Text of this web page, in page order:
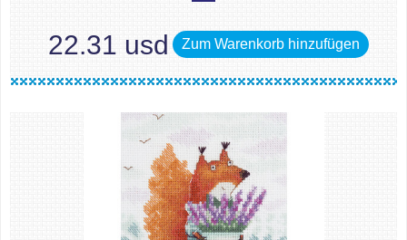
22.31 usd Zum Warenkorb hinzufügen